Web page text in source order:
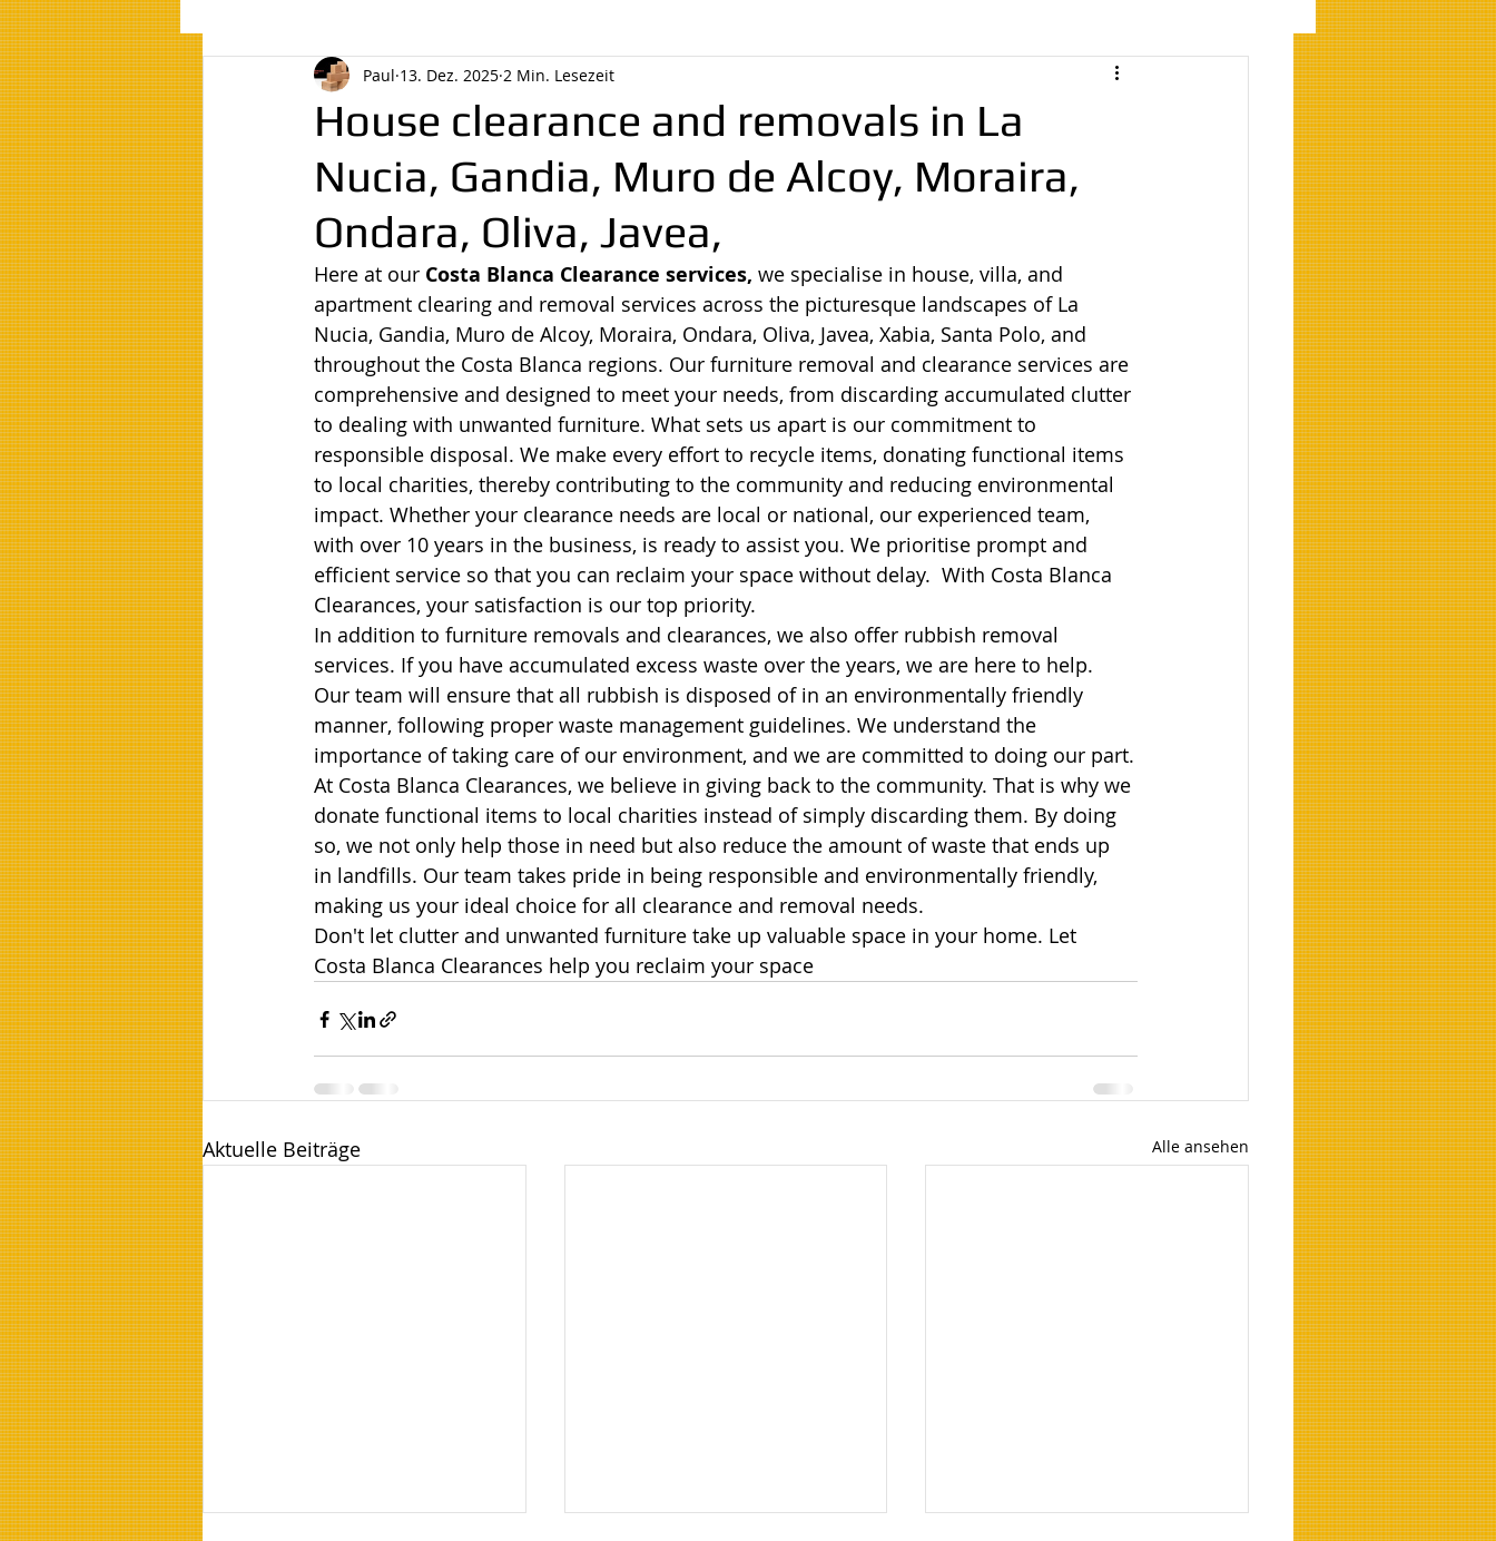
House clearance and removals in La
Nucia, Gandia, Muro de Alcoy, Moraira,
Ondara, Oliva, Javea,
Paul 13. Dez. 2025 2 Min. Lesezeit
Here at our Costa Blanca Clearance services, we specialise in house, villa, and
apartment clearing and removal services across the picturesque landscapes of La
Nucia, Gandia, Muro de Alcoy, Moraira, Ondara, Oliva, Javea, Xabia, Santa Polo, and
throughout the Costa Blanca regions. Our furniture removal and clearance services are
comprehensive and designed to meet your needs, from discarding accumulated clutter
to dealing with unwanted furniture. What sets us apart is our commitment to
responsible disposal. We make every effort to recycle items, donating functional items
to local charities, thereby contributing to the community and reducing environmental
impact. Whether your clearance needs are local or national, our experienced team,
with over 10 years in the business, is ready to assist you. We prioritise prompt and
efficient service so that you can reclaim your space without delay.  With Costa Blanca
Clearances, your satisfaction is our top priority.
In addition to furniture removals and clearances, we also offer rubbish removal
services. If you have accumulated excess waste over the years, we are here to help.
Our team will ensure that all rubbish is disposed of in an environmentally friendly
manner, following proper waste management guidelines. We understand the
importance of taking care of our environment, and we are committed to doing our part.
At Costa Blanca Clearances, we believe in giving back to the community. That is why we
donate functional items to local charities instead of simply discarding them. By doing
so, we not only help those in need but also reduce the amount of waste that ends up
in landfills. Our team takes pride in being responsible and environmentally friendly,
making us your ideal choice for all clearance and removal needs.
Don't let clutter and unwanted furniture take up valuable space in your home. Let
Costa Blanca Clearances help you reclaim your space
Aktuelle Beiträge Alle ansehen